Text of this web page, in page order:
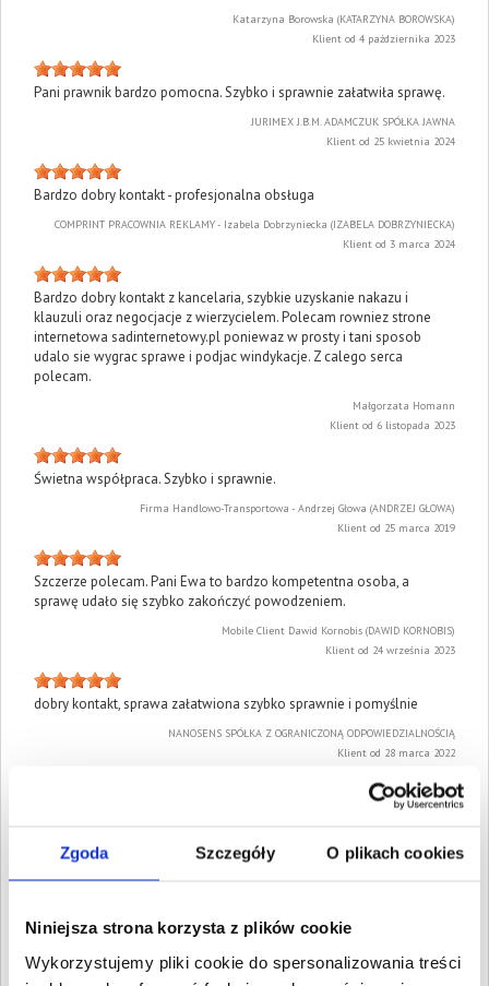
Zgoda Szczegóły O plikach cookies
Niniejsza strona korzysta z plików cookie
Wykorzystujemy pliki cookie do spersonalizowania treści
Katarzyna Borowska (KATARZYNA BOROWSKA)
Klient od 4 października 2023
Pani prawnik bardzo pomocna. Szybko i sprawnie załatwiła sprawę.
JURIMEX J.B.M. ADAMCZUK SPÓŁKA JAWNA
Klient od 25 kwietnia 2024
Bardzo dobry kontakt - profesjonalna obsługa
COMPRINT PRACOWNIA REKLAMY - Izabela Dobrzyniecka (IZABELA DOBRZYNIECKA)
Klient od 3 marca 2024
Bardzo dobry kontakt z kancelaria, szybkie uzyskanie nakazu i
klauzuli oraz negocjacje z wierzycielem. Polecam rowniez strone
internetowa sadinternetowy.pl poniewaz w prosty i tani sposob
udalo sie wygrac sprawe i podjac windykacje. Z calego serca
polecam.
Małgorzata Homann
Klient od 6 listopada 2023
Świetna współpraca. Szybko i sprawnie.
Firma Handlowo-Transportowa - Andrzej Głowa (ANDRZEJ GŁOWA)
Klient od 25 marca 2019
Szczerze polecam. Pani Ewa to bardzo kompetentna osoba, a
sprawę udało się szybko zakończyć powodzeniem.
Mobile Client Dawid Kornobis (DAWID KORNOBIS)
Klient od 24 września 2023
dobry kontakt, sprawa załatwiona szybko sprawnie i pomyślnie
NANOSENS SPÓŁKA Z OGRANICZONĄ ODPOWIEDZIALNOŚCIĄ
Klient od 28 marca 2022
Klient od 26 lipca 2021
doprowadzenie sprawy do końca. Szczerze polecam.
BARTŁOMIEJ GROCHULSKI (BARTŁOMIEJ GROCHULSKI)